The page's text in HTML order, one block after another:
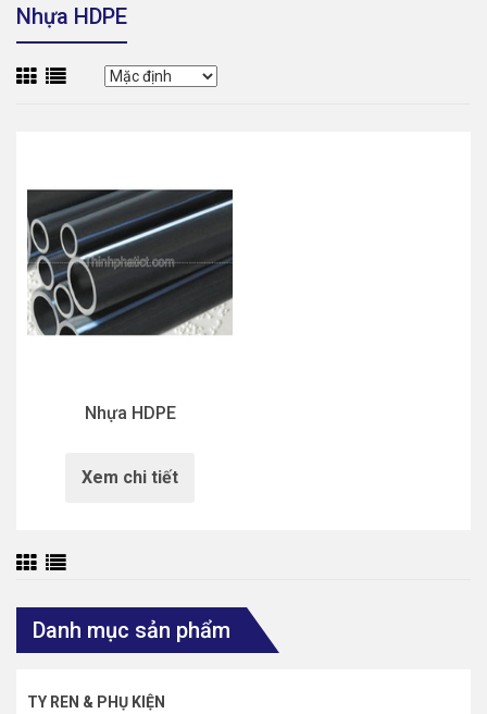
Nhựa HDPE
Nhựa HDPE
Xem chi tiết
Danh mục sản phẩm
TY REN & PHỤ KIỆN